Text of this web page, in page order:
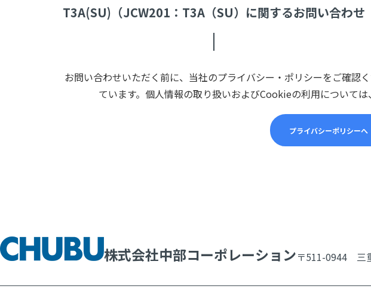
T3A(SU)（JCW201：T3A（SU）に関するお問い合わせ
お問い合わせいただく前に、当社のプライバシー・ポリシーをご確認
ています。個人情報の取り扱いおよびCookieの利用について
プライバシーポリシーへ
株式会社中部コーポレーション〒511-0944 三